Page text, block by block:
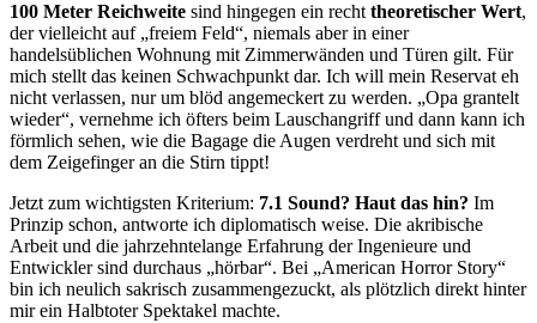
100 Meter Reichweite sind hingegen ein recht theoretischer Wert,
der vielleicht auf „freiem Feld“, niemals aber in einer
handelsüblichen Wohnung mit Zimmerwänden und Türen gilt. Für
mich stellt das keinen Schwachpunkt dar. Ich will mein Reservat eh
nicht verlassen, nur um blöd angemeckert zu werden. „Opa grantelt
wieder“, vernehme ich öfters beim Lauschangriff und dann kann ich
förmlich sehen, wie die Bagage die Augen verdreht und sich mit
dem Zeigefinger an die Stirn tippt!
Jetzt zum wichtigsten Kriterium: 7.1 Sound? Haut das hin? Im
Prinzip schon, antworte ich diplomatisch weise. Die akribische
Arbeit und die jahrzehntelange Erfahrung der Ingenieure und
Entwickler sind durchaus „hörbar“. Bei „American Horror Story“
bin ich neulich sakrisch zusammengezuckt, als plötzlich direkt hinter
mir ein Halbtoter Spektakel machte.